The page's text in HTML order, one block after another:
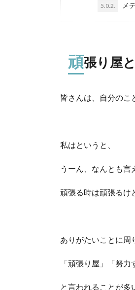
5.0.2. メ
頑張り屋
皆さんは、自分のこ
私はというと、
うーん、なんとも言
頑張る時は頑張るけ
ありがたいことに周
「頑張り屋」「努力
と言われることが多